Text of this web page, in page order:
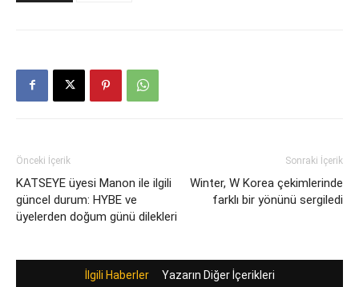
Önceki İçerik
KATSEYE üyesi Manon ile ilgili
güncel durum: HYBE ve
üyelerden doğum günü dilekleri
Sonraki İçerik
Winter, W Korea çekimlerinde
farklı bir yönünü sergiledi
İlgili Haberler Yazarın Diğer İçerikleri